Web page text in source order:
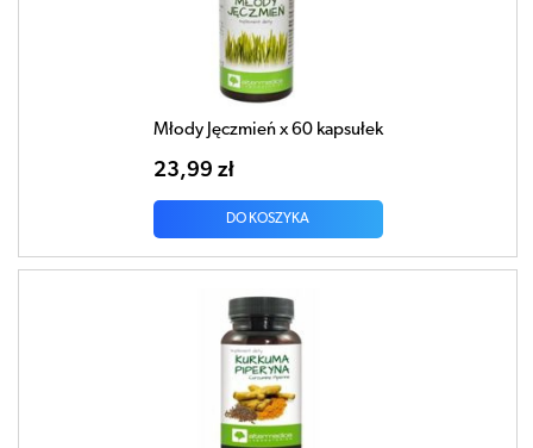
Młody Jęczmień x 60 kapsułek
23,99 zł
DO KOSZYKA